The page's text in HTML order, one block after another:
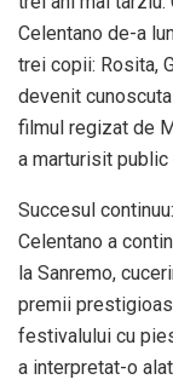
Celentano de-a
trei copii: Rosita,
devenit
filmul regizat de
a marturisit
Succesul continuu:
Celentano a
la Sanremo,
premii
festivalului cu
a interpretat-o